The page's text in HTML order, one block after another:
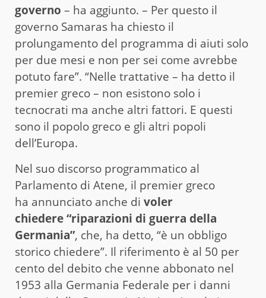
governo – ha aggiunto. – Per questo il
governo Samaras ha chiesto il
prolungamento del programma di aiuti solo
per due mesi e non per sei come avrebbe
potuto fare”. “Nelle trattative – ha detto il
premier greco – non esistono solo i
tecnocrati ma anche altri fattori. E questi
sono il popolo greco e gli altri popoli
dell’Europa.
Nel suo discorso programmatico al
Parlamento di Atene, il premier greco
ha annunciato anche di voler
chiedere “riparazioni di guerra della
Germania”, che, ha detto, “è un obbligo
storico chiedere”. Il riferimento è al 50 per
cento del debito che venne abbonato nel
1953 alla Germania Federale per i danni